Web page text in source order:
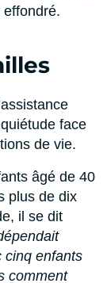
effondré.
face
de vie.
âgé de 40
plus de dix
il se dit
cinq enfants
comment